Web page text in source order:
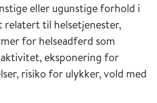
eller ugunstige forhold i
relatert til helsetjenester,
for helseadferd som
eksponering for
risiko for ulykker, vold med